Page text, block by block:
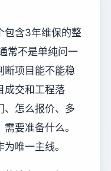
包含3年维保的整
常不是单纯问一
断项目能不能稳
成交和工程落
、怎么报价、多
要准备什么。
唯一主线。